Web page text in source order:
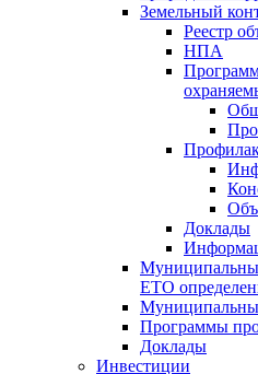
Земельный
Реестр
НПА
Доклады
ЕТО
Программы
Доклады
Инвестиции